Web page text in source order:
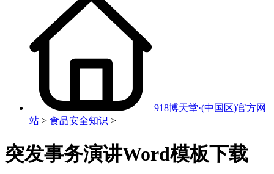
918博天堂·(中国区)官方网
站 > 食品安全知识 >
突发事务演讲Word模板下载